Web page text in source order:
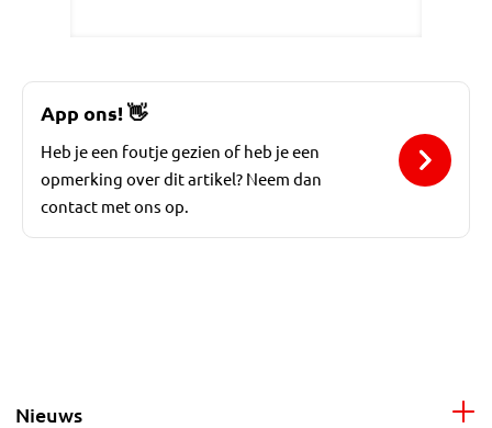
App ons!👋
Heb je een foutje gezien of heb je een
opmerking over dit artikel? Neem dan
contact met ons op.
Nieuws